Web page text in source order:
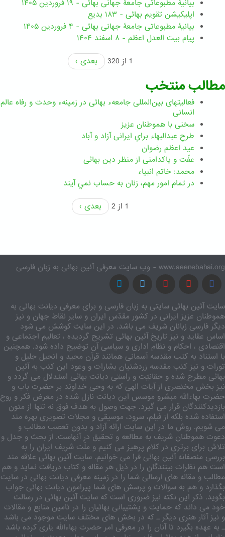
بیانیۀ مطبوعاتی جامعۀ جهانی بهائی - ۱۹ فروردین ۱۴۰۵
اپلیکیشن تقویم بهائی - ۱۸۳ بدیع
بیانیۀ مطبوعاتی جامعۀ جهانی بهائی - ۴ فروردین ۱۴۰۵
پیام بیت العدل اعظم - ۸ اسفند ۱۴۰۴
1 از 320
بعدی ›
مطالب منتخب
فعالیتهای بین‌المللی جامعهء بهائی در زمینهء وحدت و رفاه عالم
انسانی
سخنی با هموطنان عزیز
طرحِ عبدالبهاء برایِ ایرانی آزاد و آباد
عید اعظم رضوان
عفّت و پاکدامنی از منظر دین بهائی
محمد: خاتم انبیاء
در تمام امور مهم،‌ زنان به حساب نمي آيند
1 از 2
بعدی ›
www.aeenebahai.org - وب سایت معرفی آئین بهائی به زبان فارسی
سایت آئین بهائی سایتی به زبان فارسی و برای معرفی دیانت بهائی به
هموطنان عزیز ایرانی در کشور مقدّس ایران و سایر نقاط جهان و نیز
دیگر فارسی زبانان شریف می باشد. در این سایت کوشش می شود
اساس عقاید و نیز تاریخ آئین بهائی تشریح گردیده ، تعالیم اجتماعی و
اقتصادی ، احکام و نظام اداری و سیاسی آن توضیح داده شود. همچنین
با استناد به کتب مقدسه آسمانی همانند قرآن مجید و انجیل جلیل و
تورات و نیز کتب مقدسه زردشتیان بشارات و وعود این کتب به آئین
بهائی مطرح شده و حقانیّت و راستی دیانت بهائی استدلال می گردد و
نیز بخش مختصری از آیات الهی که به وحی خداوند بر حضرت باب و
حضرت بهاءالله مبشرو موسس این دیانت نازل شده در معرض فکر و روح
بازدیدکنندگان قرار می گیرد. جهت وصول به هدف فوق نه تنها از متون
استفاده شده بلکه از فیلم، سرود، موسیقی و مجلات تصویری بهره مند
می شویم. روش ما در این سایت ارائه آزاد و بدون تعصب مطالب و
دعوت هموطنان شریف به مطالعه و تحقیق در آنهاست. از بحث و جدل و
تلاش برای برتری در کلام پرهیز می کنیم و ملّت شریف ایران را به
بررسی منصفانه آئین بهائی فرا می خوانیم. سایت آئین بهائی علاقه مند
است هم نظرات بینندگان را در ذیل هر مقاله و کتاب دریافت نماید و هم
مطالب و مقاله های ارسالی شما را در زمینه معرفی دیانت بهائی در سایت
بگذارد و هم به سوالات و پرسش های شما پیرامون دیانت بهائی جواب
بگوید. ذکر این نکته نیز ضروری است که سایت آئین بهائی در رسالت
خود می داند که حمایت و پشتیبانی بهائیان را در تامین منابع و مقالات
و نیز آثار هنری دیگر ـ که در بخش های مختلف سایت موجود می باشد
ـ به عهده بگیرد تا آنان را در معرفی امر حضرت بهاءالله یاری کرده باشد